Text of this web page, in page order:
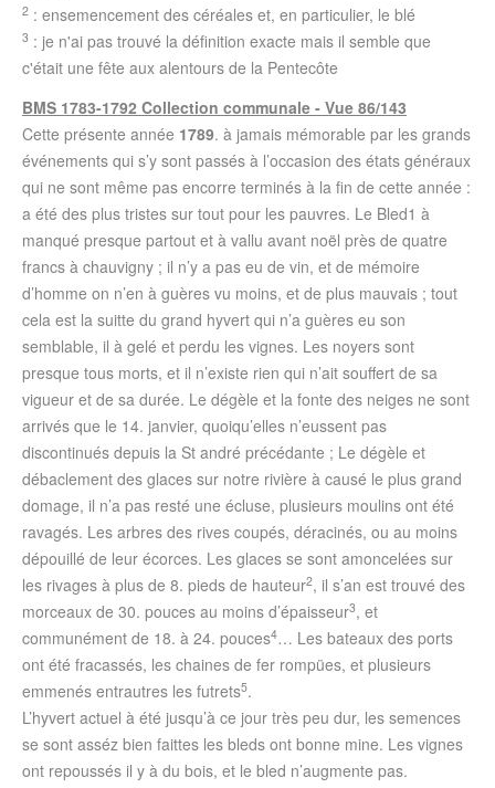
2 : ensemencement des céréales et, en particulier, le blé
3 : je n'ai pas trouvé la définition exacte mais il semble que
c'était une fête aux alentours de la Pentecôte
BMS 1783-1792 Collection communale - Vue 86/143
Cette présente année 1789. à jamais mémorable par les grands
événements qui s’y sont passés à l’occasion des états généraux
qui ne sont même pas encorre terminés à la fin de cette année :
a été des plus tristes sur tout pour les pauvres. Le Bled1 à
manqué presque partout et à vallu avant noël près de quatre
francs à chauvigny ; il n’y a pas eu de vin, et de mémoire
d’homme on n’en à guères vu moins, et de plus mauvais ; tout
cela est la suitte du grand hyvert qui n’a guères eu son
semblable, il à gelé et perdu les vignes. Les noyers sont
presque tous morts, et il n’existe rien qui n’ait souffert de sa
vigueur et de sa durée. Le dégèle et la fonte des neiges ne sont
arrivés que le 14. janvier, quoiqu’elles n’eussent pas
discontinués depuis la St andré précédante ; Le dégèle et
débaclement des glaces sur notre rivière à causé le plus grand
domage, il n’a pas resté une écluse, plusieurs moulins ont été
ravagés. Les arbres des rives coupés, déracinés, ou au moins
dépouillé de leur écorces. Les glaces se sont amoncelées sur
les rivages à plus de 8. pieds de hauteur2, il s’an est trouvé des
morceaux de 30. pouces au moins d’épaisseur3, et
communément de 18. à 24. pouces4… Les bateaux des ports
ont été fracassés, les chaines de fer rompües, et plusieurs
emmenés entrautres les futrets5.
L’hyvert actuel à été jusqu’à ce jour très peu dur, les semences
se sont asséz bien faittes les bleds ont bonne mine. Les vignes
ont repoussés il y à du bois, et le bled n’augmente pas.